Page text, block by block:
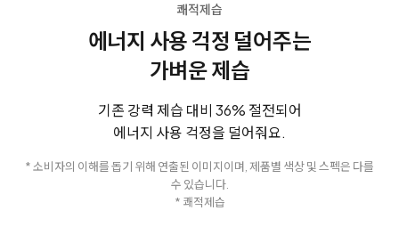
쾌적제습
에너지 사용 걱정 덜어주는
가벼운 제습
기존 강력 제습 대비 36% 절전되어
에너지 사용 걱정을 덜어줘요.
* 소비자의 이해를 돕기 위해 연출된 이미지이며, 제품별 색상 및 스펙은 다를
수 있습니다.
* 쾌적제습